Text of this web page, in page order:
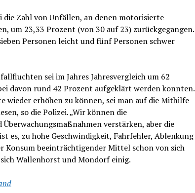
die Zahl von Unfällen, an denen motorisierte
um 23,33 Prozent (von 30 auf 23) zurückgegangen.
Personen leicht und fünf Personen schwer
sei im Jahres Jahresvergleich um 62
davon rund 42 Prozent aufgeklärt werden konnten.
wieder erhöhen zu können, sei man auf die Mithilfe
so die Polizei. „Wir können die
verstärken, aber die
es, zu hohe Geschwindigkeit, Fahrfehler, Ablenkung
Konsum beeinträchtigender Mittel schon von sich
Wallenhorst und Mondorf einig.